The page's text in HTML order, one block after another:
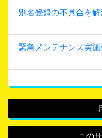
別名登録の不具合を
この